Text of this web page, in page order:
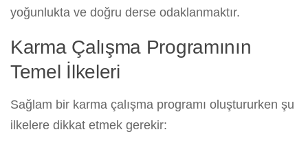
yoğunlukta ve doğru derse odaklanmaktır.
Karma Çalışma Programının
Temel İlkeleri
Sağlam bir karma çalışma programı oluştururken şu
ilkelere dikkat etmek gerekir: